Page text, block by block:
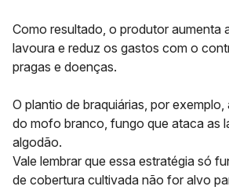
Como resultado, o produtor aumenta
lavoura e reduz os gastos com o
pragas e doenças.
O plantio de braquiárias, por exemplo,
do mofo branco, fungo que ataca as
algodão.
Vale lembrar que essa estratégia só
de cobertura cultivada não for alvo